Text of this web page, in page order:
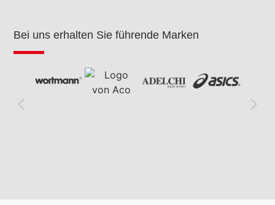
Bei uns erhalten Sie führende Marken